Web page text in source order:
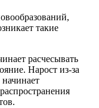
такие
расчесывать
Нарост из-за